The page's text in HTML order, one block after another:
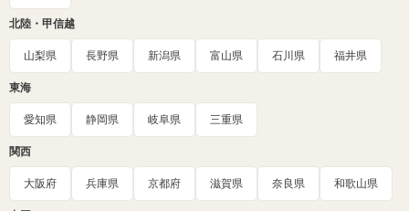
北陸・甲信越
山梨県 長野県 新潟県 富山県 石川県 福井県
東海
愛知県 静岡県 岐阜県 三重県
関西
大阪府 兵庫県 京都府 滋賀県 奈良県 和歌山県